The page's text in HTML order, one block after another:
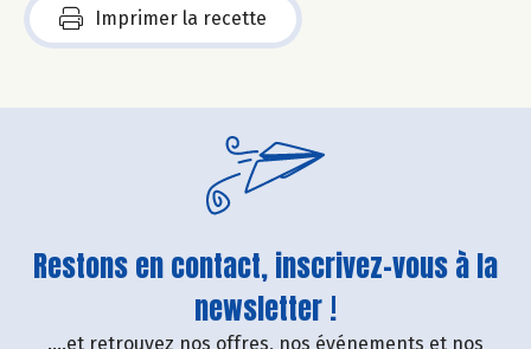
Imprimer la recette
Restons en contact, inscrivez-vous à la
newsletter !
....et retrouvez nos offres, nos événements et nos